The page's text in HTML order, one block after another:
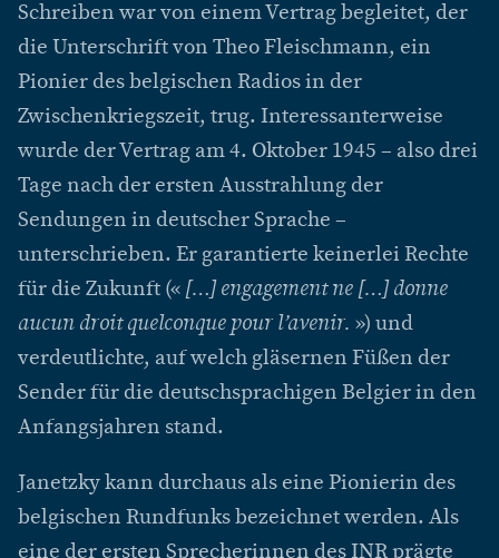
Schreiben war von einem Vertrag begleitet, der
die Unterschrift von Theo Fleischmann, ein
Pionier des belgischen Radios in der
Zwischenkriegszeit, trug. Interessanterweise
wurde der Vertrag am 4. Oktober 1945 – also drei
Tage nach der ersten Ausstrahlung der
Sendungen in deutscher Sprache –
unterschrieben. Er garantierte keinerlei Rechte
für die Zukunft (« […] engagement ne […] donne
aucun droit quelconque pour l’avenir. ») und
verdeutlichte, auf welch gläsernen Füßen der
Sender für die deutschsprachigen Belgier in den
Anfangsjahren stand.
Janetzky kann durchaus als eine Pionierin des
belgischen Rundfunks bezeichnet werden. Als
eine der ersten Sprecherinnen des INR prägte